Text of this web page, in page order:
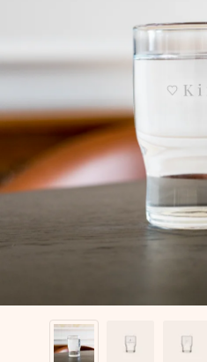
Unsere Geschenke
4,8 bei Google Reviews
die wir versenden).
+49 39292 929695
Montag - Freitag : 8:30 -
Samstag - Sonntag : 8:30 -